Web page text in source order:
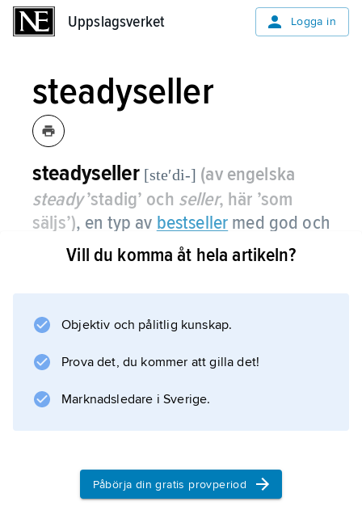
Uppslagsverket Logga in
steadyseller
steadyseller [steʹdi-] (av engelska
steady’stadig’ och seller, här ’som
säljs’), en typ av bestseller med god och
jämn försäljning under långa
Information om artikeln
Vill du komma åt hela artikeln?
Objektiv och pålitlig kunskap.
Prova det, du kommer att gilla det!
Marknadsledare i Sverige.
Påbörja din gratis provperiod